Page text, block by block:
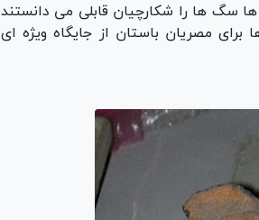
ها سگ ها را شکارچیان قابلی می دانستند
مصریان باستان از جایگاه ویژه ای